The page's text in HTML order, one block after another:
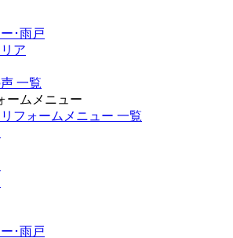
･雨戸
ア
一覧
ームメニュー
フォームメニュー 一覧
･雨戸